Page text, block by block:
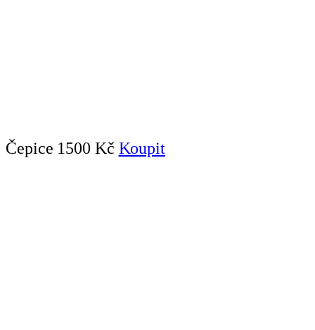
Čepice 1500 Kč Koupit